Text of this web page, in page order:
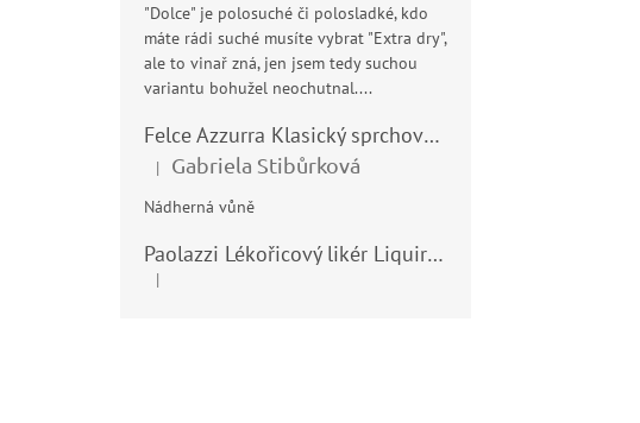
"Dolce" je polosuché či polosladké, kdo
máte rádi suché musíte vybrat "Extra dry",
ale to vinař zná, jen jsem tedy suchou
variantu bohužel neochutnal....
Felce Azzurra Klasický sprchový gel - doccia gel 400ml
Hodnocení produktu je 5 z 5 hvězdiček.
| Gabriela Stibůrková
Nádherná vůně
Paolazzi Lékořicový likér Liquirizia 24% 0,7L
Hodnocení produktu je 5 z 5 hvězdiček.
|